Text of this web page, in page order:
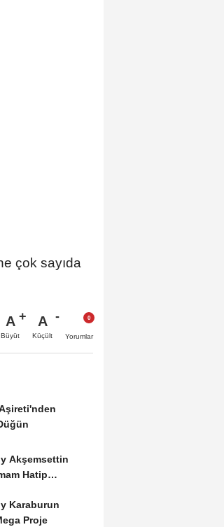
çok sayıda
A
Büyüt
A
Küçült Yorumlar
Akşemsettin
Hatip
Karaburun
Proje